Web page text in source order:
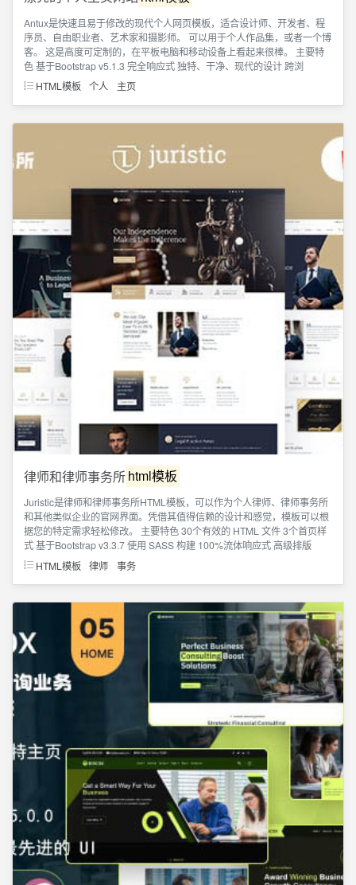
Antux是快速且易于修改的现代个人网页模板，适合设计师、开发者、程
序员、自由职业者、艺术家和摄影师。 可以用于个人作品集，或者一个博
客。 这是高度可定制的，在平板电脑和移动设备上看起来很棒。 主要特
色 基于Bootstrap v5.1.3 完全响应式 独特、干净、现代的设计 跨浏
HTML模板
个人 主页
律师和律师事务所html模板
Juristic是律师和律师事务所HTML模板，可以作为个人律师、律师事务所
和其他类似企业的官网界面。凭借其值得信赖的设计和感觉，模板可以根
据您的特定需求轻松修改。 主要特色 30个有效的 HTML 文件 3个首页样
式 基于Bootstrap v3.3.7 使用 SASS 构建 100%流体响应式 高级排版
HTML模板
律师 事务